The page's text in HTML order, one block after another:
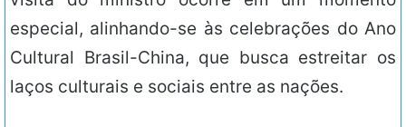
especial, alinhando-se às celebrações do Ano
Cultural Brasil-China, que busca estreitar os
laços culturais e sociais entre as nações.